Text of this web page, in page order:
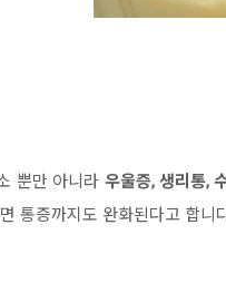
뿐만 아니라 우울증, 생리통,
통증까지도 완화된다고 합니